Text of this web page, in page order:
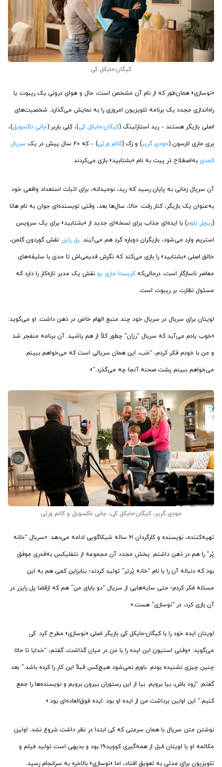
کیگان-مایکل کی
«نوسازی» همان‌طور که از نام آن مشخص است، حال و هوای درونی یک ریبوت یا
راه‌اندازی مجدد یک برنامه تلویزیون امروزی را به نمایش می‌گذارد. شخصیت‌های
اصلی بازیگر هستند – رید استارلینگ (کیگان-مایکل کی)، کِلِی باربر (جانی ناکسویل)،
بِری ماری لارسون (جودی گریر) و زک (کالم ورثی) – که ۲۰ سال پیش در یک سریال
کمدی به‌اصطلاح دَرِ پیت به نام «بشتابید» بازی می‌کردند.
آن سریال زمانی به پایان رسید که رید، نومیدانه، برای اثبات استعداد واقعی خود
به‌عنوان یک بازیگر، کنار رفت. حالا، سال‌ها بعد، وقتی نویسنده‌ای جوان به نام هانا
(ریچل بلوم) با ایده‌ای جذاب برای نسخه‌ای جدید از «بشتابید» برای یک سرویس
استریم وارد می‌شود، بازیگران دوباره گرد هم می‌آیند. پل رایزر نقش گوردون گلمن،
خالق اصلی «بشتابید» را بازی می‌کند که نگرش قدیمی‌اش تا حدی با سلیقه‌های
معاصر ناسازگار است، درحالی‌کهکریستا ماری یو نقش یک مدیر تازه‌کار را دارد که
مسئول نظارت بر ریبوت است.
لویتان برای سریال در سریال خود چند منبع الهام خاص در ذهن داشت. او می‌گوید:
«خوب یادم می‌آید که سریال “رزان” چطور کلاً از هم پاشید. آن برنامه منفجر شد
و من با خودم فکر کردم، “خب، این همان سریالی است که می‌خواهم ببینم.
می‌خواهم ببینم پشت صحنه آنجا چه می‌گذرد.”»
جودی گریر، کیگان-مایکل کی، جانی ناکسویل و کالم ورثی
تهیه‌کننده، نویسنده و کارگردان ۶۱ ساله شیکاگویی ادامه می‌دهد: «سریال “خانه
پُر” را هم در ذهن داشتم. پخش مجدد آن مجموعه از نتفلیکس به‌قدری موفق
بود که دنباله آن را با نام “خانه پُرتر” تولید کردند؛ بنابراین کمی هم به این
مسئله فکر کردم؛ حتی سایه‌هایی از سریال “دو بابای من” هم که ازقضا پل رایزر در
آن بازی ‌کرد، در “نوسازی” هست.»
لویتان ایده خود را با کیگان-مایکل کی بازیگر اصلی «نوسازی» مطرح کرد. کی
می‌گوید: «وقتی استیون این ایده را با من در میان گذاشت، گفتم، “خدایا تا حالا
چنین چیزی نشنیده‌ بودم. باورم نمی‌شود هیچ‌کس قبلاً این کار را کرده باشد.” بعد
گفتم: “زود باش، بیا برویم. بیا از این رستوران بیرون برویم و نویسنده‌ها را جمع
کنیم.” این اولین برداشت من از ایده او بود. ایده فوق‌العاده‌ای بود.»
نوشتن متن سریال با همان سرعتی که کی ابتدا در نظر داشت شروع نشد. اولین
مکالمه او با لویتان قبل از همه‌گیری کووید-۱۹ بود و بدیهی است تولید فیلم و
تلویزیون برای مدتی به تعویق افتاد، اما «نوسازی» بالاخره به سرانجام رسید.